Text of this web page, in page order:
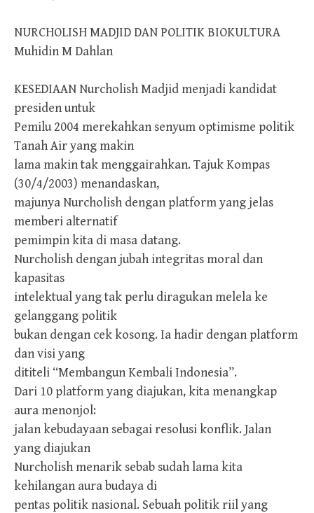
NURCHOLISH MADJID DAN POLITIK BIOKULTURA
Muhidin M Dahlan
KESEDIAAN Nurcholish Madjid menjadi kandidat
presiden untuk
Pemilu 2004 merekahkan senyum optimisme politik
Tanah Air yang makin
lama makin tak menggairahkan. Tajuk Kompas
(30/4/2003) menandaskan,
majunya Nurcholish dengan platform yang jelas
memberi alternatif
pemimpin kita di masa datang.
Nurcholish dengan jubah integritas moral dan
kapasitas
intelektual yang tak perlu diragukan melela ke
gelanggang politik
bukan dengan cek kosong. Ia hadir dengan platform
dan visi yang
dititeli “Membangun Kembali Indonesia”.
Dari 10 platform yang diajukan, kita menangkap
aura menonjol:
jalan kebudayaan sebagai resolusi konflik. Jalan
yang diajukan
Nurcholish menarik sebab sudah lama kita
kehilangan aura budaya di
pentas politik nasional. Sebuah politik riil yang